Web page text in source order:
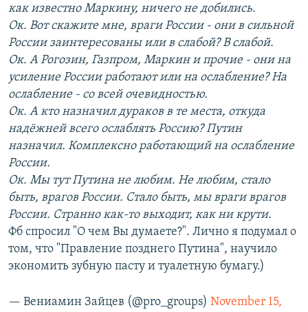
как известно Маркину, ничего не добились.
Ок. Вот скажите мне, враги России - они в сильной
России заинтересованы или в слабой? В слабой.
Ок. А Рогозин, Газпром, Маркин и прочие - они на
усиление России работают или на ослабление? На
ослабление - со всей очевидностью.
Ок. А кто назначил дураков в те места, откуда
надёжней всего ослаблять Россию? Путин
назначил. Комплексно работающий на ослабление
России.
Ок. Мы тут Путина не любим. Не любим, стало
быть, врагов России. Стало быть, мы враги врагов
России. Странно как-то выходит, как ни крути.
Фб спросил "О чем Вы думаете?". Лично я подумал о
том, что "Правление позднего Путина", научило
экономить зубную пасту и туалетную бумагу.)
— Вениамин Зайцев (@pro_groups) November 15,